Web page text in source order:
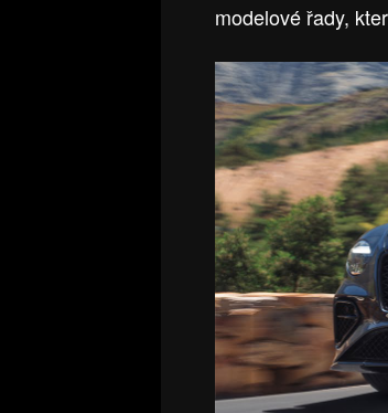
modelové řady,